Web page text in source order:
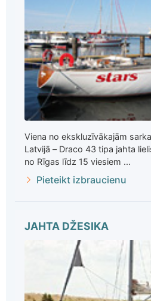
Viena no ekskluzīvākajām
Latvijā – Draco 43 tipa jahta
no Rīgas līdz 15 viesiem ...
Pieteikt izbraucienu
JAHTA DŽESIKA